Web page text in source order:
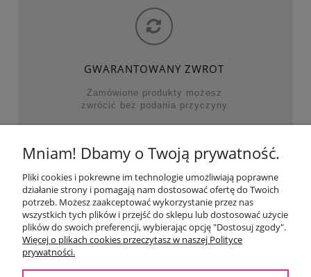
GWARANTOWANY ZWROT
Zamówione produkty możesz
zwrócić bez podania przyczyny
NAJWAŻNIEJSZE KATEGORIE
POMOC
MOJE KONTO
PŁATNOŚCI I DOSTAWA
Mniam! Dbamy o Twoją prywatność.
Pliki cookies i pokrewne im technologie umożliwiają poprawne
działanie strony i pomagają nam dostosować ofertę do Twoich
potrzeb. Możesz zaakceptować wykorzystanie przez nas
wszystkich tych plików i przejść do sklepu lub dostosować użycie
plików do swoich preferencji, wybierając opcję "Dostosuj zgody".
Więcej o plikach cookies przeczytasz w naszej Polityce
prywatności.